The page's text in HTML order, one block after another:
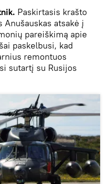
Paskirtasis krašto
atsakė į
pareiškimą apie
paskelbusi, kad
remontuos
sutartį su Rusijos